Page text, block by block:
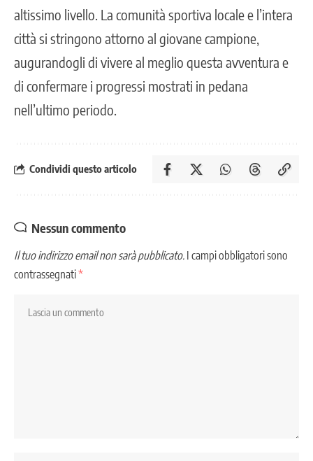
altissimo livello. La comunità sportiva locale e l’intera
città si stringono attorno al giovane campione,
augurandogli di vivere al meglio questa avventura e
di confermare i progressi mostrati in pedana
nell’ultimo periodo.
Condividi questo articolo
Nessun commento
Il tuo indirizzo email non sarà pubblicato. I campi obbligatori sono
contrassegnati*